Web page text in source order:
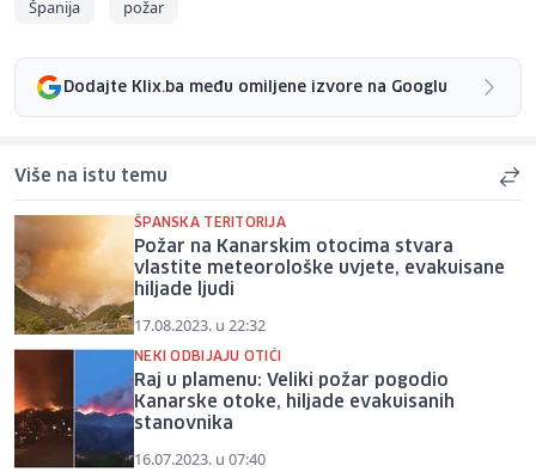
Španija požar
Dodajte Klix.ba među omiljene izvore na Googlu
Više na istu temu
ŠPANSKA TERITORIJA
Požar na Kanarskim otocima stvara
vlastite meteorološke uvjete, evakuisane
hiljade ljudi
17.08.2023. u 22:32
NEKI ODBIJAJU OTIĆI
Raj u plamenu: Veliki požar pogodio
Kanarske otoke, hiljade evakuisanih
stanovnika
16.07.2023. u 07:40